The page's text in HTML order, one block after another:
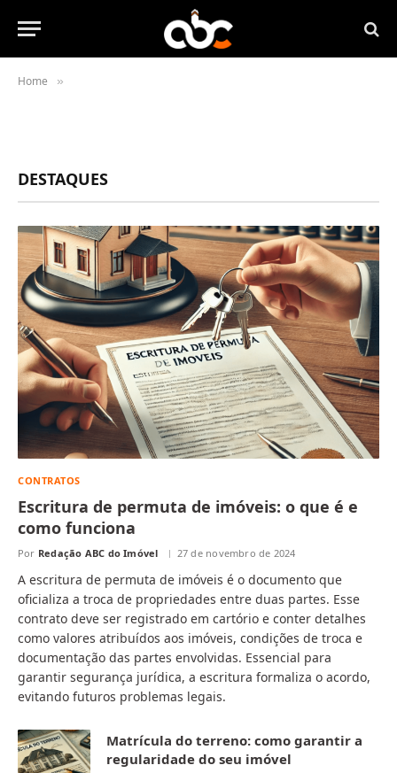
Home »
DESTAQUES
CONTRATOS
Escritura de permuta de imóveis: o que é e
como funciona
Por Redação ABC do Imóvel 27 de novembro de 2024
A escritura de permuta de imóveis é o documento que
oficializa a troca de propriedades entre duas partes. Esse
contrato deve ser registrado em cartório e conter detalhes
como valores atribuídos aos imóveis, condições de troca e
documentação das partes envolvidas. Essencial para
garantir segurança jurídica, a escritura formaliza o acordo,
evitando futuros problemas legais.
Matrícula do terreno: como garantir a
regularidade do seu imóvel